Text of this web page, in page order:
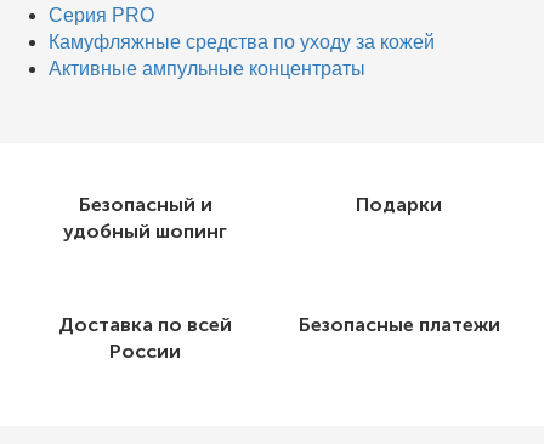
Серия PRO
Кaмуфляжные средства по уходу за кожей
Активные ампульные концентраты
Безопасный и
удобный шопинг
Подарки
Доставка по всей
России
Безопасные платежи